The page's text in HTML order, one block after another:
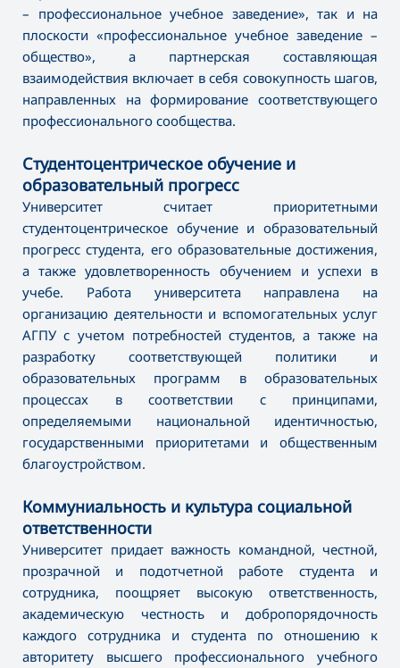
– профессиональное учебное заведение», так и на
плоскости «профессиональное учебное заведение –
общество», а партнерская составляющая
взаимодействия включает в себя совокупность шагов,
направленных на формирование соответствующего
профессионального сообщества.
Студентоцентрическое обучение и
образовательный прогресс
Университет считает приоритетными
студентоцентрическое обучение и образовательный
прогресс студента, его образовательные достижения,
а также удовлетворенность обучением и успехи в
учебе. Работа университета направлена на
организацию деятельности и вспомогательных услуг
АГПУ с учетом потребностей студентов, а также на
разработку соответствующей политики и
образовательных программ в образовательных
процессах в соответствии с принципами,
определяемыми национальной идентичностью,
государственными приоритетами и общественным
благоустройством.
Коммуниальность и культура социальной
ответственности
Университет придает важность командной, честной,
прозрачной и подотчетной работе студента и
сотрудника, поощряет высокую ответственность,
академическую честность и добропорядочность
каждого сотрудника и студента по отношению к
авторитету высшего профессионального учебного